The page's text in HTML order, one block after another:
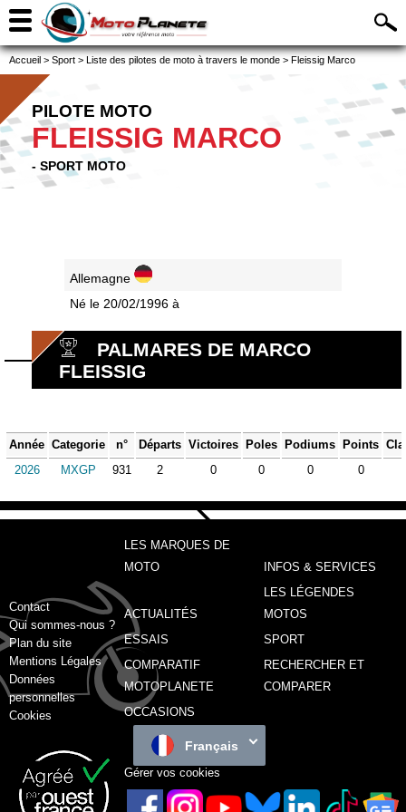
Accueil > Sport > Liste des pilotes de moto à travers le monde > Fleissig Marco
PILOTE MOTO
FLEISSIG MARCO
- SPORT MOTO
Allemagne
Né le 20/02/1996 à
PALMARES DE MARCO
FLEISSIG
Année Categorie n° Départs Victoires Poles Podiums Points
2026
MXGP 931 2 0 0 0 0
Contact
Qui sommes-nous ?
Plan du site
Mentions Légales
Données
personnelles
Cookies
LES MARQUES DE
MOTO
INFOS & SERVICES
ACTUALITÉS
LES LÉGENDES
MOTOS
ESSAIS
SPORT
COMPARATIF
MOTOPLANETE
RECHERCHER ET
COMPARER
OCCASIONS
Français
Gérer vos cookies